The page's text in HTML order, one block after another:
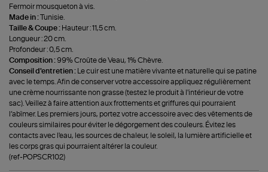
Fermoir mousqueton à vis.
Made in :Tunisie.
Taille & Coupe : Hauteur : 11,5 cm.
Longueur : 20 cm.
Profondeur : 0,5 cm.
Composition : 99% Croûte de Veau, 1% Chèvre.
Conseil d'entretien :
Le cuir est une matière vivante et naturelle qui se patine
avec le temps. Afin de conserver votre accessoire appliquez régulièrement
une crème nourrissante non grasse (testez le produit à l'intérieur de votre
sac). Veillez à faire attention aux frottements et griffures qui pourraient
l’abîmer. Les premiers jours, portez votre accessoire avec des vêtements de
couleurs similaires pour éviter le dégorgement des couleurs. Évitez les
contacts avec l'eau, les sources de chaleur, le soleil, la lumière artificielle et
les corps gras qui pourraient altérer la couleur.
(ref-POPSCR102)